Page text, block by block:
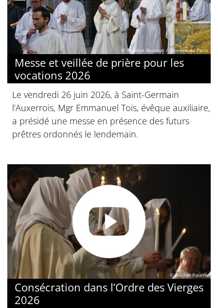
© Yannick Boschat / Diocèse de Paris
Messe et veillée de prière pour les
vocations 2026
Le vendredi 26 juin 2026, à Saint-Germain
l’Auxerrois, Mgr Emmanuel Tois, évêque auxiliaire,
a présidé une messe en présence des futurs
prêtres ordonnés le lendemain.
© Michel Pourny
Consécration dans l’Ordre des Vierges
2026